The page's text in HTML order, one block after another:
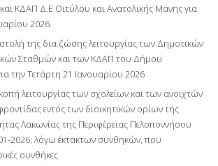
ΚΔΑΠ Δ.Ε Οιτύλου και Ανατολικής Μάνης για
2026.
της δια ζώσης λειτουργίας των Δημοτικών
Σταθμών και των ΚΔΑΠ του Δήμου
την Τετάρτη 21 Ιανουαρίου 2026
λειτουργίας των σχολείων και των ανοιχτών
εντός των διοικητικών ορίων της
Λακωνίας της Περιφέρειας Πελοποννήσου
2026, λόγω έκτακτων συνθηκών, που
συνθήκες